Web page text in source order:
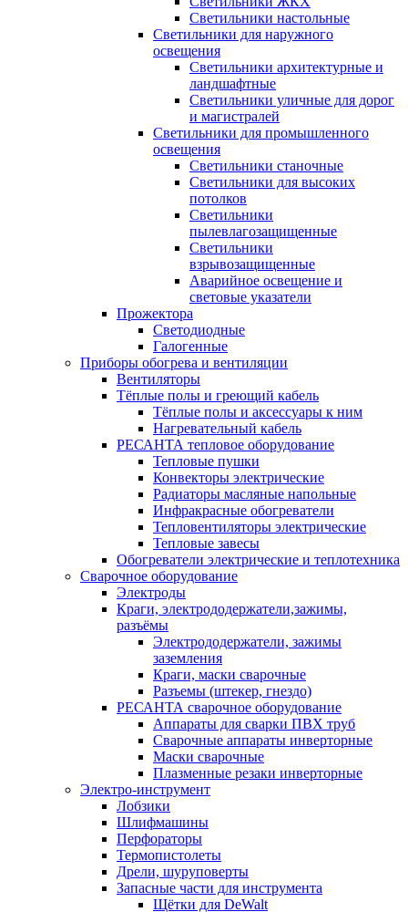
Светильники настольные
Светильники для наружного
освещения
Светильники архитектурные и
ландшафтные
Светильники уличные для дорог
и магистралей
Светильники для промышленного
освещения
Светильники станочные
Светильники для высоких
потолков
Светильники
пылевлагозащищенные
Светильники
взрывозащищенные
Аварийное освещение и
световые указатели
Прожектора
Светодиодные
Галогенные
Приборы обогрева и вентиляции
Вентиляторы
Тёплые полы и греющий кабель
Тёплые полы и аксессуары к ним
Нагревательный кабель
РЕСАНТА тепловое оборудование
Тепловые пушки
Конвекторы электрические
Радиаторы масляные напольные
Инфракрасные обогреватели
Тепловентиляторы электрические
Тепловые завесы
Обогреватели электрические и теплотехника
Сварочное оборудование
Электроды
Краги, электрододержатели,зажимы,
разъёмы
Электрододержатели, зажимы
заземления
Краги, маски сварочные
Разъемы (штекер, гнездо)
РЕСАНТА сварочное оборудование
Аппараты для сварки ПВХ труб
Сварочные аппараты инверторные
Маски сварочные
Плазменные резаки инверторные
Электро-инструмент
Лобзики
Шлифмашины
Перфораторы
Термопистолеты
Дрели, шуруповерты
Запасные части для инструмента
Щётки для DeWalt